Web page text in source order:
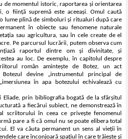
de momentul istoric, raportarea și orientarea
ființă supremă este aceeași. Omul caută
lume plină de simboluri și ritualuri după care
în obiecte sau fenomene naturale
sau agricultura, sau în cele create de el
Pe parcursul lucrării, putem observa cum
raportul dintre om și divinitate, și
au loc. De exemplu, în capitolul despre
român amintește de Botez, un act
Botezul devine „instrumentul principal de
în apa botezului echivalează cu
prin bibliografia bogată de la sfârșitul
a fiecărui subiect, ne demonstrează în
scriitorului în ceea ce privește fenomenul
pare a fi că omul nu se poate elibera total
El va căuta permanent un sens al vieții în
care înconjoară spațiul în care trăiește și